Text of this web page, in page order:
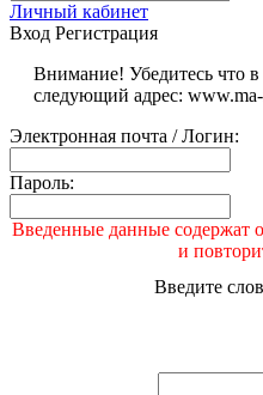
Личный кабинет
Вход Регистрация
Внимание! Убедитесь что в
следующий адрес:
Электронная почта / Логин:
Пароль:
Введенные данные содержат
и
Введите